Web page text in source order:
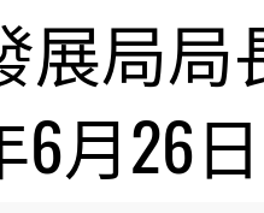
展局局
6月26日